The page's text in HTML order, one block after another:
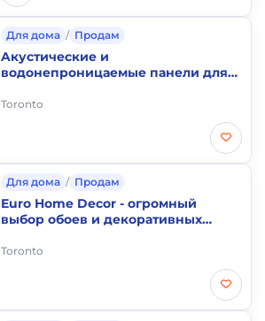
Для дома / Продам
Aкустические и
водонепроницаемые панели для
Euro Home Decor!
Toronto
Для дома / Продам
Euro Home Decor - огромный
выбор обоев и декоративных
Toronto